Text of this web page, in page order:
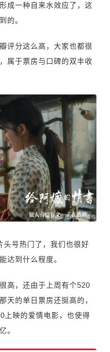
成一种自来水效应了，这
的。
评分这么高，大家也都很
属于票房与口碑的双丰收
头号热门了，我们也很好
达到什么程度。
高，还由于上周有个520
天的单日票房还挺高的，
上映的爱情电影，也使得
。